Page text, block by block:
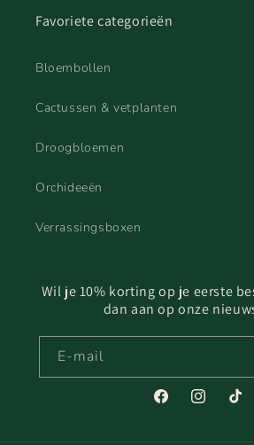
Favoriete categorieën
Bloembollen
Cactussen & vetplanten
Droogbloemen
Orchideeën
Verrassingsboxen
Wil je 10% korting op je eerste
dan aan op onze
E‑mail
FacebookInstagram